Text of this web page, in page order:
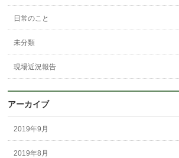
日常のこと
未分類
現場近況報告
アーカイブ
2019年9月
2019年8月